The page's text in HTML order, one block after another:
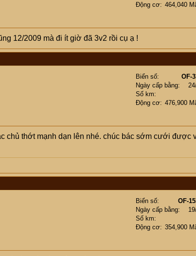
Động cơ
464,040
12/2009 mà đi ít giờ đã 3v2 rồi cụ ạ !
Biển số
OF-
Ngày cấp bằng
Số km
Động cơ
476,900
chủ thớt mạnh dạn lên nhé. chúc bác sớm cưới được
Biển số
OF-
Ngày cấp bằng
Số km
Động cơ
354,900